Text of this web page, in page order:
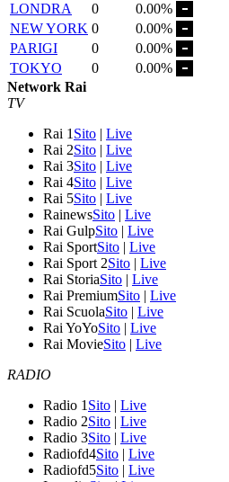
LONDRA
0
0.00%
NEW YORK 0
0.00%
PARIGI
0
0.00%
TOKYO
0
0.00%
Network Rai
TV
Rai 1 Sito | Live
Rai 2Sito | Live
Rai 3Sito | Live
Rai 4Sito | Live
Rai 5Sito | Live
RainewsSito | Live
Rai GulpSito | Live
Rai SportSito | Live
Rai Sport 2Sito | Live
Rai StoriaSito | Live
Rai PremiumSito | Live
Rai ScuolaSito | Live
Rai YoYoSito | Live
Rai MovieSito | Live
RADIO
Radio 1 Sito | Live
Radio 2Sito | Live
Radio 3Sito | Live
Radiofd4Sito | Live
Radiofd5Sito | Live